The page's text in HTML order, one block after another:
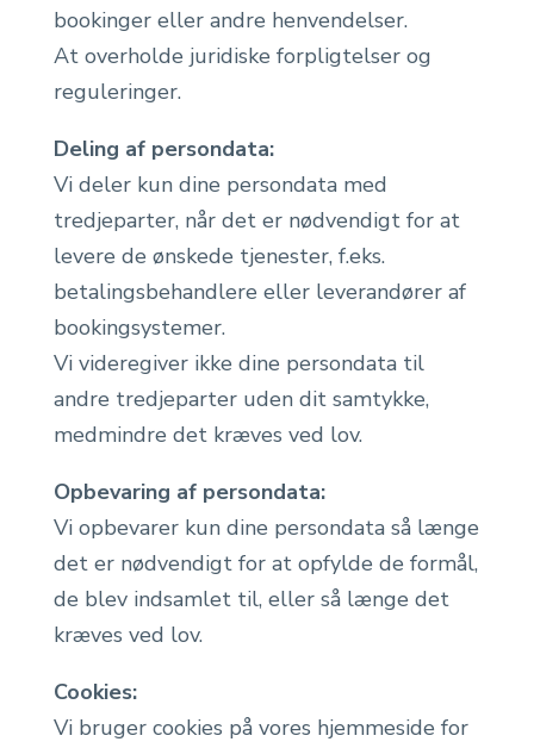
bookinger eller andre henvendelser.
At overholde juridiske forpligtelser og
reguleringer.
Deling af persondata:
Vi deler kun dine persondata med
tredjeparter, når det er nødvendigt for at
levere de ønskede tjenester, f.eks.
betalingsbehandlere eller leverandører af
bookingsystemer.
Vi videregiver ikke dine persondata til
andre tredjeparter uden dit samtykke,
medmindre det kræves ved lov.
Opbevaring af persondata:
Vi opbevarer kun dine persondata så længe
det er nødvendigt for at opfylde de formål,
de blev indsamlet til, eller så længe det
kræves ved lov.
Cookies:
Vi bruger cookies på vores hjemmeside for